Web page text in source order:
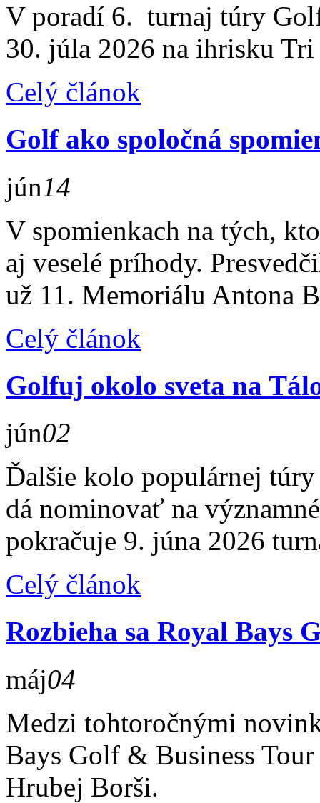
V poradí 6. turnaj túry
30. júla 2026 na ihrisku
Celý článok
Golf ako spoločná
jún14
V spomienkach na tých,
aj veselé príhody.
už 11. Memoriálu Antona
Celý článok
Golfuj okolo sveta na
jún02
Ďalšie kolo populárnej
dá nominovať na
pokračuje 9. júna 2026
Celý článok
Rozbieha sa Royal Bays
máj04
Medzi tohtoročnými
Bays Golf & Business
Hrubej Borši.